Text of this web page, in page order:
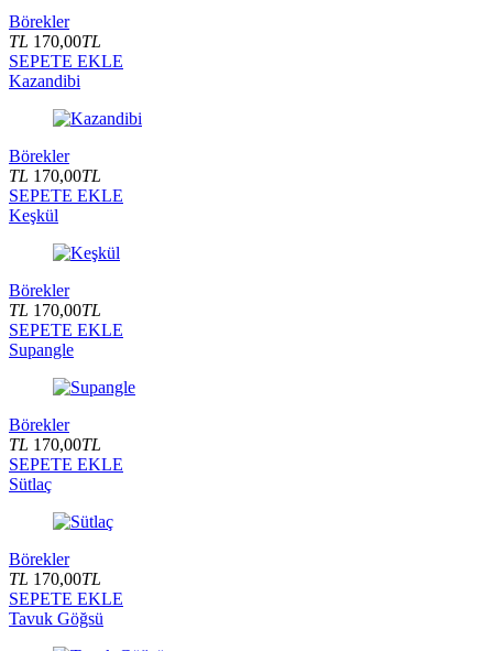
Börekler
TL 170,00TL
SEPETE EKLE
Kazandibi
Börekler
TL 170,00TL
SEPETE EKLE
Keşkül
Börekler
TL 170,00TL
SEPETE EKLE
Supangle
Börekler
TL 170,00TL
SEPETE EKLE
Sütlaç
Börekler
TL 170,00TL
SEPETE EKLE
Tavuk Göğsü